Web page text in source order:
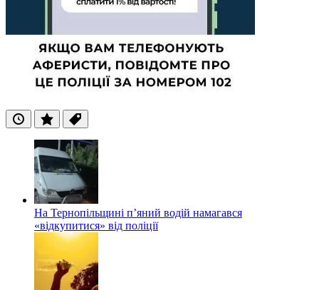
ОстанніПопулярні
Теги
На Тернопільщині п’яний водій намагався
«відкупитися» від поліції